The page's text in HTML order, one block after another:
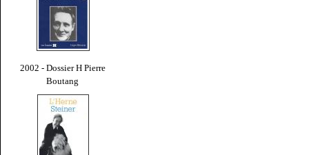
2002 - Dossier H Pierre
Boutang